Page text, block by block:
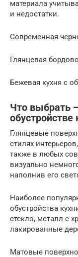
материала
и недостатки.
Современная
Глянцевая
Бежевая кухня с
Что выбрать
обустройстве
Глянцевые
стилях
также в любых
визуально
наполнив его
Наиболее
обустройства
стекло, металл с
лакированные
Матовые